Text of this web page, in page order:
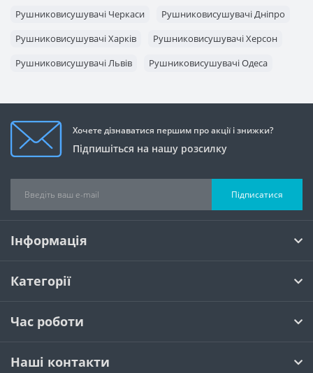
Рушниковисушувачі Черкаси
Рушниковисушувачі Дніпро
Рушниковисушувачі Харків
Рушниковисушувачі Херсон
Рушниковисушувачі Львів
Рушниковисушувачі Одеса
Хочете дізнаватися першим про акції і знижки?
Підпишіться на нашу розсилку
Підписатися
Інформація
Категорії
Час роботи
Наші контакти